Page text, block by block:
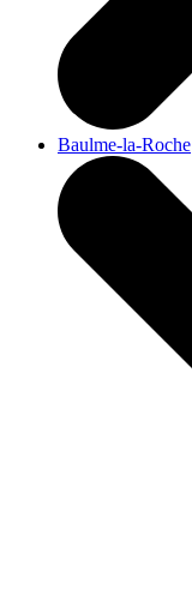
Baulme-la-Roche